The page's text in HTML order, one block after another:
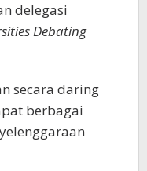
delegasi
Debating
secara daring
berbagai